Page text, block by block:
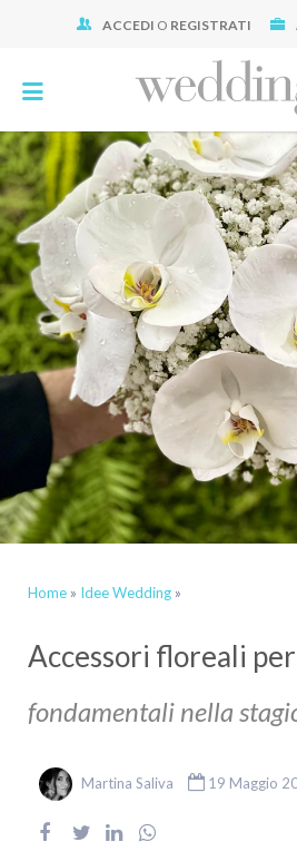
ACCEDI O REGISTRATI
Home » Idee Wedding »
Accessori floreali
fondamentali nella
Martina Saliva 19 Maggio